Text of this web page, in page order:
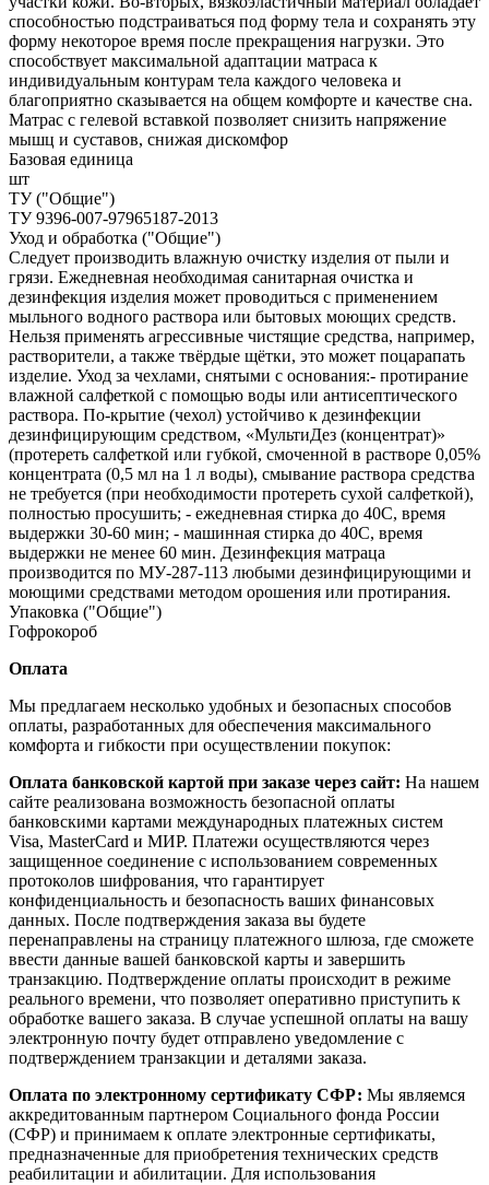
способностью подстраиваться под форму тела и сохранять эту
форму некоторое время после прекращения нагрузки. Это
способствует максимальной адаптации матраса к
индивидуальным контурам тела каждого человека и
благоприятно сказывается на общем комфорте и качестве сна.
Матрас с гелевой вставкой позволяет снизить напряжение
мышц и суставов, снижая дискомфор
Базовая единица
шт
ТУ ("Общие")
ТУ 9396-007-97965187-2013
Уход и обработка ("Общие")
Следует производить влажную очистку изделия от пыли и
грязи. Ежедневная необходимая санитарная очистка и
дезинфекция изделия может проводиться с применением
мыльного водного раствора или бытовых моющих средств.
Нельзя применять агрессивные чистящие средства, например,
растворители, а также твёрдые щётки, это может поцарапать
изделие. Уход за чехлами, снятыми с основания:- протирание
влажной салфеткой с помощью воды или антисептического
раствора. По-крытие (чехол) устойчиво к дезинфекции
дезинфицирующим средством, «МультиДез (концентрат)»
(протереть салфеткой или губкой, смоченной в растворе 0,05%
концентрата (0,5 мл на 1 л воды), смывание раствора средства
не требуется (при необходимости протереть сухой салфеткой),
полностью просушить; - ежедневная стирка до 40С, время
выдержки 30-60 мин; - машинная стирка до 40С, время
выдержки не менее 60 мин. Дезинфекция матраца
производится по МУ‐287‐113 любыми дезинфицирующими и
моющими средствами методом орошения или протирания.
Упаковка ("Общие")
Гофрокороб
Оплата
Мы предлагаем несколько удобных и безопасных способов
оплаты, разработанных для обеспечения максимального
комфорта и гибкости при осуществлении покупок:
Оплата банковской картой при заказе через сайт: На нашем
сайте реализована возможность безопасной оплаты
банковскими картами международных платежных систем
Visa, MasterCard и МИР. Платежи осуществляются через
защищенное соединение с использованием современных
протоколов шифрования, что гарантирует
конфиденциальность и безопасность ваших финансовых
данных. После подтверждения заказа вы будете
перенаправлены на страницу платежного шлюза, где сможете
ввести данные вашей банковской карты и завершить
транзакцию. Подтверждение оплаты происходит в режиме
реального времени, что позволяет оперативно приступить к
обработке вашего заказа. В случае успешной оплаты на вашу
электронную почту будет отправлено уведомление с
подтверждением транзакции и деталями заказа.
Оплата по электронному сертификату СФР: Мы являемся
аккредитованным партнером Социального фонда России
(СФР) и принимаем к оплате электронные сертификаты,
предназначенные для приобретения технических средств
реабилитации и абилитации. Для использования